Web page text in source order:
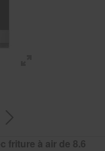
friture à air de 8.6